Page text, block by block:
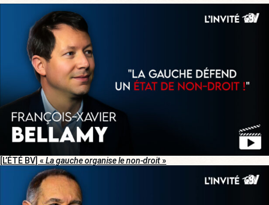
[L’ÉTÉ BV] « La gauche organise le non-droit»